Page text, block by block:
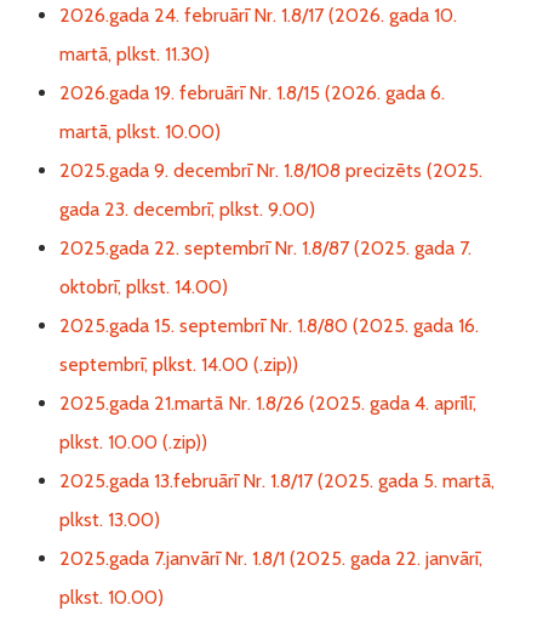
2026.gada 24. februārī Nr. 1.8/17 (2026. gada 10.
martā, plkst. 11.30)
2026.gada 19. februārī Nr. 1.8/15 (2026. gada 6.
martā, plkst. 10.00)
2025.gada 9. decembrī Nr. 1.8/108 precizēts (2025.
gada 23. decembrī, plkst. 9.00)
2025.gada 22. septembrī Nr. 1.8/87 (2025. gada 7.
oktobrī, plkst. 14.00)
2025.gada 15. septembrī Nr. 1.8/80 (2025. gada 16.
septembrī, plkst. 14.00 (.zip))
2025.gada 21.martā Nr. 1.8/26 (2025. gada 4. aprīlī,
plkst. 10.00 (.zip))
2025.gada 13.februārī Nr. 1.8/17 (2025. gada 5. martā,
plkst. 13.00)
2025.gada 7.janvārī Nr. 1.8/1 (2025. gada 22. janvārī,
plkst. 10.00)